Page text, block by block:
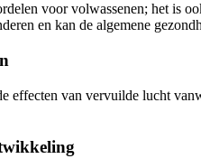
voor volwassenen; het is
en kan de algemene
effecten van vervuilde lucht